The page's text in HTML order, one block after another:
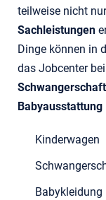
teilweise nicht
Sachleistungen
Dinge können in
das Jobcenter
Babyausstattung
Kinderwagen